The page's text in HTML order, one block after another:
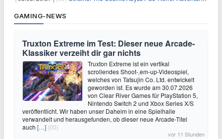
GAMING-NEWS
Truxton Extreme im Test: Dieser neue Arcade-
Klassiker verzeiht dir gar nichts
Truxton Extreme ist ein vertikal
scrollendes Shoot-‚em-up-Videospiel,
welches von Tatsujin Co. Ltd. entwickelt
geworden ist. Es wurde am 30.07.2026
von Clear River Games für PlayStation 5,
Nintendo Switch 2 und Xbox Series X/S
veröffentlicht. Wir haben unser Daheim in eine Spielhalle
verwandelt und herausgefunden, ob dieser neue Arcade-Titel
auch […] (00)
vor 11 Stunden